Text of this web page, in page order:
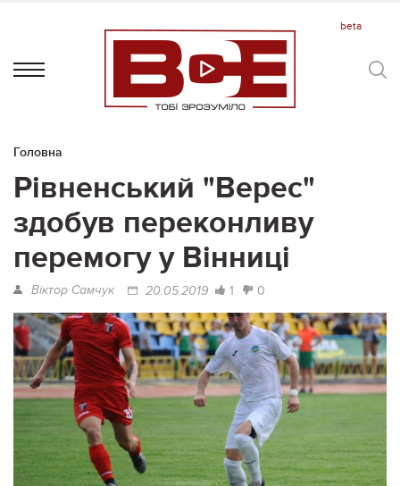
Головна
Рівненський "Верес"
здобув переконливу
перемогу у Вінниці
Віктор Самчук 20.05.2019 1 0